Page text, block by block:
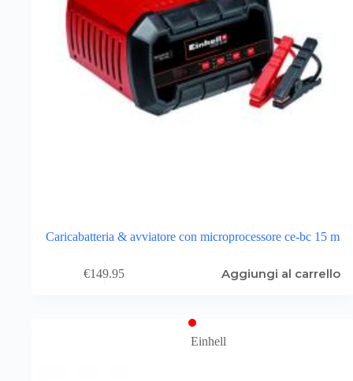
Caricabatteria & avviatore con microprocessore ce-bc 15 m
€149.95 Aggiungi al carrello
Einhell